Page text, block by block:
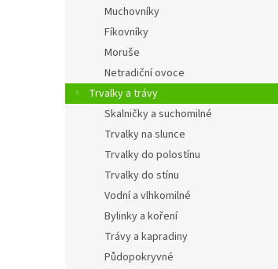
Muchovníky
Fíkovníky
Moruše
Netradiční ovoce
Trvalky a trávy
Skalničky a suchomilné
Trvalky na slunce
Trvalky do polostínu
Trvalky do stínu
Vodní a vlhkomilné
Bylinky a koření
Trávy a kapradiny
Půdopokryvné